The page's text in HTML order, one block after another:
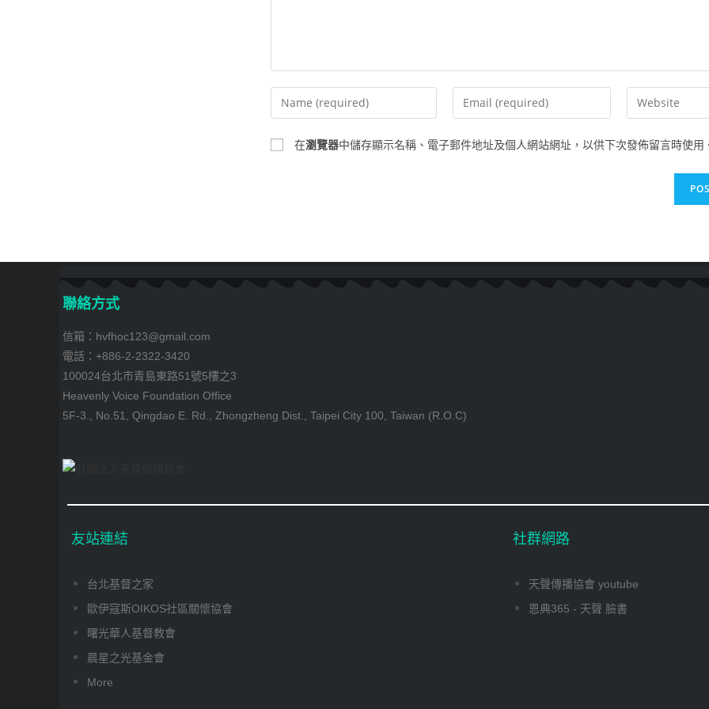
在瀏覽器中儲存顯示名稱、電子郵件地址及個人網站網址，以供下次發佈留言時使用
聯絡方式
信箱：hvfhoc123@gmail.com
電話：+886-2-2322-3420
100024台北市青島東路51號5樓之3
Heavenly Voice Foundation Office
5F-3., No.51, Qingdao E. Rd., Zhongzheng Dist., Taipei City 100, Taiwan (R.O.C)
友站連結
台北基督之家
歐伊寇斯OIKOS社區關懷協會
曙光華人基督教會
晨星之光基金會
More
社群網路
天聲傳播協會 youtube
恩典365 - 天聲 臉書